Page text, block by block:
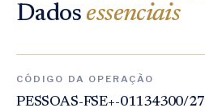
Dadosessenciais
CÓDIGO DA OPERAÇÃO
PESSOAS-FSE+-01134300/27